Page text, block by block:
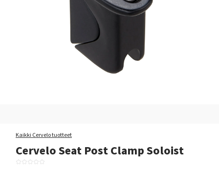
Kaikki Cervelo tuotteet
Cervelo Seat Post Clamp Soloist